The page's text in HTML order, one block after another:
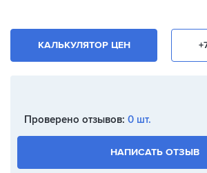
КАЛЬКУЛЯТОР ЦЕН
Проверено отзывов: 0 шт.
НАПИСАТЬ ОТЗЫВ